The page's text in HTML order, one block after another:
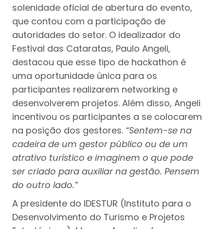
solenidade oficial de abertura do evento,
que contou com a participação de
autoridades do setor. O idealizador do
Festival das Cataratas, Paulo Angeli,
destacou que esse tipo de hackathon é
uma oportunidade única para os
participantes realizarem networking e
desenvolverem projetos. Além disso, Angeli
incentivou os participantes a se colocarem
na posição dos gestores. “Sentem-se na
cadeira de um gestor público ou de um
atrativo turístico e imaginem o que pode
ser criado para auxiliar na gestão. Pensem
do outro lado.”
A presidente do IDESTUR (Instituto para o
Desenvolvimento do Turismo e Projetos